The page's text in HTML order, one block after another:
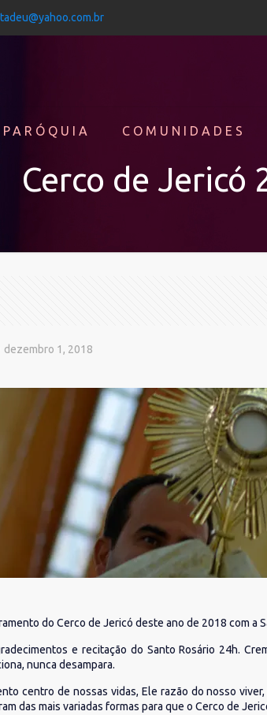
COMUNIDADES
Cerco de Jericó
dezembro 1, 2018
do Cerco de Jericó deste ano de 2018 com a
e recitação do Santo Rosário 24h.
nunca desampara.
centro de nossas vidas, Ele razão do nosso
das mais variadas formas para que o Cerco de